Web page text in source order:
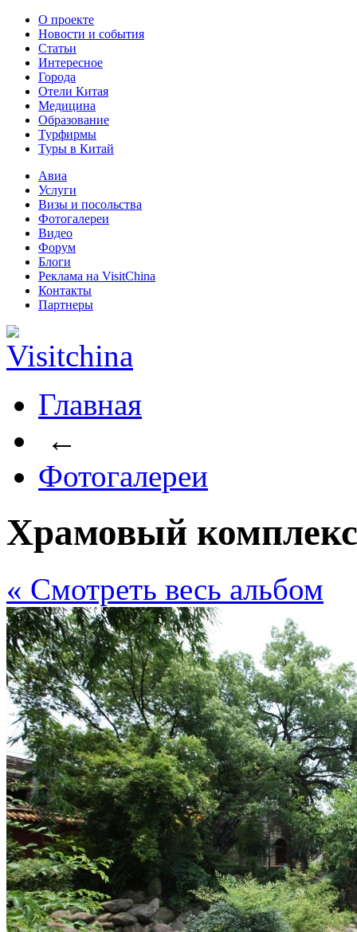
О проекте
Новости и события
Статьи
Интересное
Города
Отели Китая
Медицина
Образование
Турфирмы
Туры в Китай
Авиа
Услуги
Визы и посольства
Фотогалереи
Видео
Форум
Блоги
Реклама на VisitChina
Контакты
Партнеры
Главная
←
Фотогалереи
Храмовый
« Cмотреть весь альбом